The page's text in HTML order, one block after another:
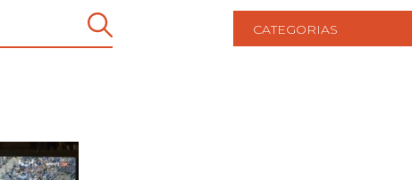
CATEGORIAS